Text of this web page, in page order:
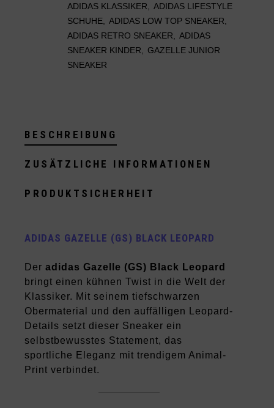
ADIDAS KLASSIKER ,ADIDAS LIFESTYLE
SCHUHE ,ADIDAS LOW TOP SNEAKER
ADIDAS RETRO SNEAKER ,ADIDAS
SNEAKER KINDER
GAZELLE JUNIOR
SNEAKER
BESCHREIBUNG
ZUSÄTZLICHE INFORMATIONEN
PRODUKTSICHERHEIT
ADIDAS GAZELLE (GS) BLACK LEOPARD
Deradidas Gazelle (GS) Black Leopard
bringt einen kühnen Twist in die Welt der
Klassiker. Mit seinem tiefschwarzen
Obermaterial und den auffälligen Leopard-
Details setzt dieser Sneaker ein
selbstbewusstes Statement, das
sportliche Eleganz mit trendigem Animal-
Print verbindet.